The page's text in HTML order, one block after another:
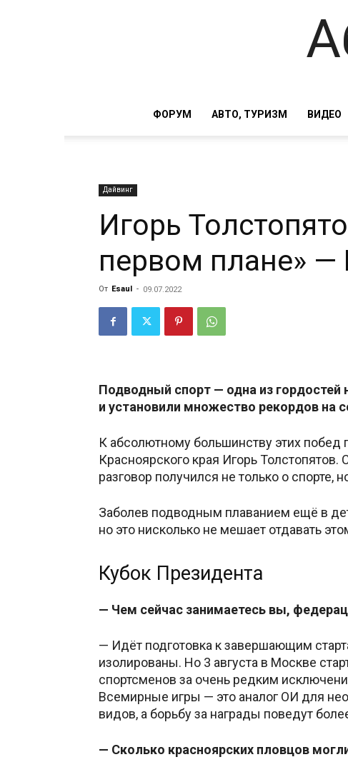
ФОРУМ АВТО, ТУРИЗМ ВИДЕО
Дайвинг
Игорь
первом плане» —
От Esaul - 09.07.2022
Подводный спорт — одна из гордостей
и установили множество рекордов на
К абсолютному большинству этих побед
Красноярского края Игорь
разговор получился не только о спорте,
Заболев подводным плаванием ещё в
но это нисколько не мешает отдавать
Кубок Президента
— Чем сейчас занимаетесь вы,
— Идёт подготовка к завершающим
изолированы. Но 3 августа в Москве
спортсменов за очень редким
Всемирные игры — это аналог ОИ для
видов, а борьбу за награды поведут
— Сколько красноярских пловцов